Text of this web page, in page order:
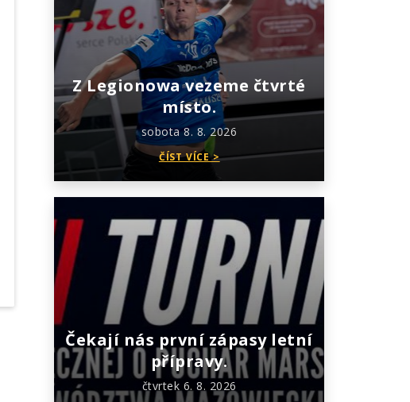
Z Legionowa vezeme čtvrté
místo.
sobota 8. 8. 2026
ČÍST VÍCE >
Čekají nás první zápasy letní
přípravy.
čtvrtek 6. 8. 2026